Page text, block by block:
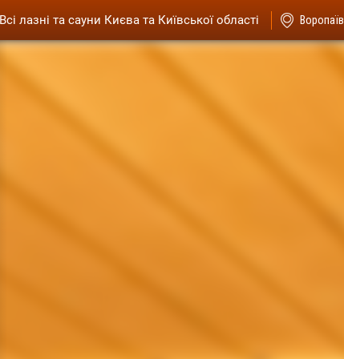
Всі лазні та сауни Києва та Київської області Воропаїв